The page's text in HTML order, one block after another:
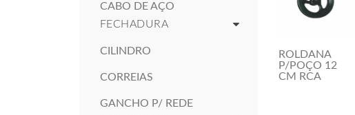
CABO DE AÇO
FECHADURA
CILINDRO
CORREIAS
GANCHO P/ REDE
ROLDANA
P/POÇO 12
CM RCA